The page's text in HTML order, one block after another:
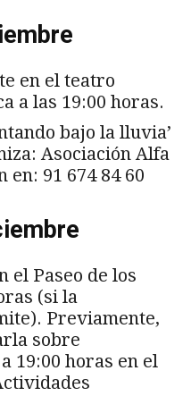
en el teatro
a las 19:00 horas.
bajo la lluvia’
Asociación Alfa
91 674 84 60
el Paseo de los
(si la
Previamente,
sobre
19:00 horas en el